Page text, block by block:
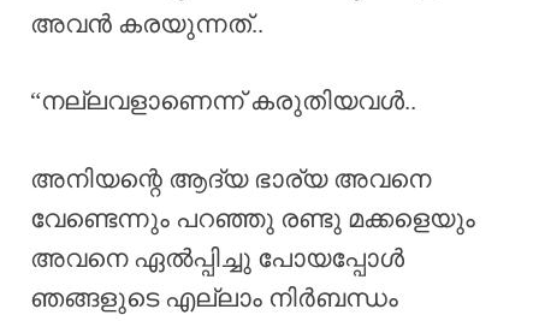
അവൻ കരയുന്നത്..
“നല്ലവളാണെന്ന് കരുതിയവൾ..
അനിയന്റെ ആദ്യ ഭാര്യ അവനെ
വേണ്ടെന്നും പറഞ്ഞു രണ്ടു മക്കളെയും
അവനെ ഏൽപ്പിച്ചു പോയപ്പോൾ
ഞങ്ങളുടെ എല്ലാം നിർബന്ധം